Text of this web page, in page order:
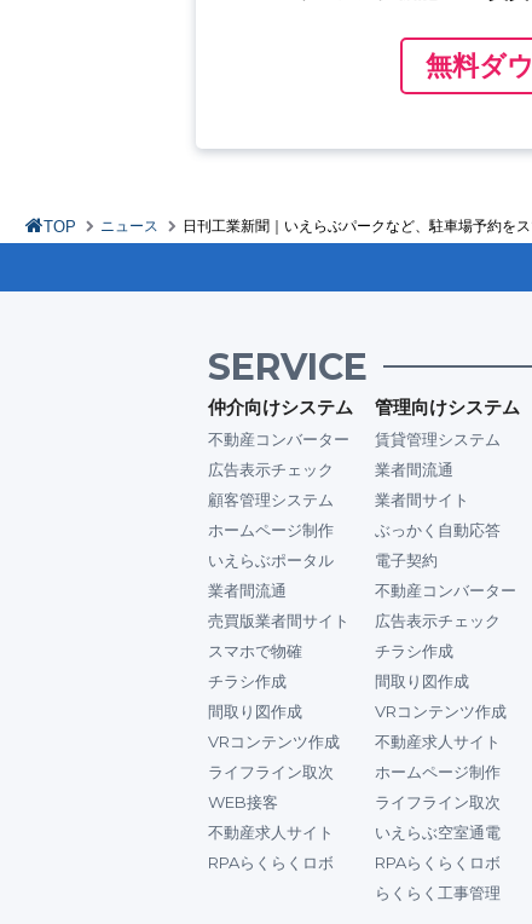
無料ダ
TOP ニュース 日刊工業新聞｜いえらぶパークなど、駐車場予約を
SERVICE
仲介向けシステム
不動産コンバーター
広告表示チェック
顧客管理システム
ホームページ制作
いえらぶポータル
業者間流通
売買版業者間サイト
スマホで物確
チラシ作成
間取り図作成
VRコンテンツ作成
ライフライン取次
WEB接客
不動産求人サイト
RPAらくらくロボ
管理向けシステム
賃貸管理システム
業者間流通
業者間サイト
ぶっかく自動応答
電子契約
不動産コンバーター
広告表示チェック
チラシ作成
間取り図作成
VRコンテンツ作成
不動産求人サイト
ホームページ制作
ライフライン取次
いえらぶ空室通電
RPAらくらくロボ
らくらく工事管理